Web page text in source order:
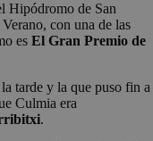
Hipódromo de San
con una de las
esEl Gran Premio de
tarde y la que puso fin a
Culmia era
.